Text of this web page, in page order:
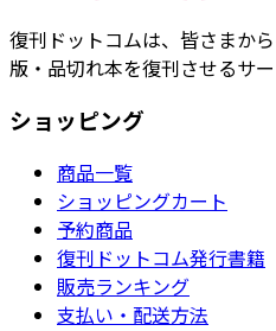
復刊ドットコムは、皆さまか
版・品切れ本を復刊させるサー
ショッピング
商品一覧
ショッピングカート
予約商品
復刊ドットコム発行書籍
販売ランキング
支払い・配送方法